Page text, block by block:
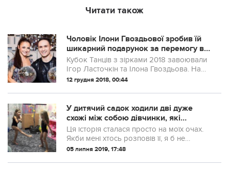
Читати також
Чоловік Ілони Гвоздьової зробив їй
шикарний подарунок за перемогу в
«Танцях з зірками»
Кубок Танців з зірками 2018 завоювали
Ігор Ласточкін та Ілона Гвоздьова. На
ранок після грандіозної перемоги
презент.
12 грудня 2018, 00:44
У дитячий садок ходили дві дуже
схожі між собою дівчинки, які
виявилися сестрами
Ця історія сталася просто на моїх очах.
Якби мені хтось розповів її, я б не
повірила. Але тут сама стала очевидцем
05 липня 2019, 17:48